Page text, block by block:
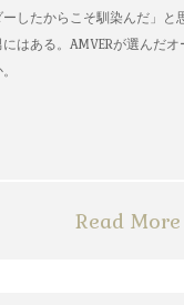
ーしたからこそ馴染んだ」と
はある。AMVERが選んだ
Read More